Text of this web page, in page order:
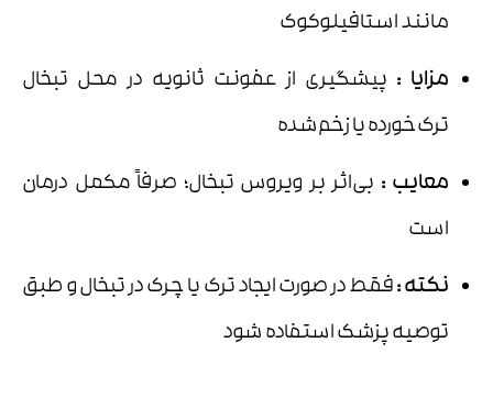
مانند استافیلوکوک
مزایا : پیشگیری از عفونت ثانویه در محل تبخال
ترک‌خورده یا زخم‌شده
معایب : بی‌اثر بر ویروس تبخال؛ صرفاً مکمل درمان
است
نکته:فقط در صورت ایجاد ترک یا چرک در تبخال و طبق
توصیه پزشک استفاده شود